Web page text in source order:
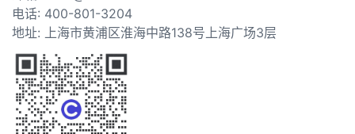
电话: 400-801-3204
地址: 上海市黄浦区淮海中路138号上海广场3层